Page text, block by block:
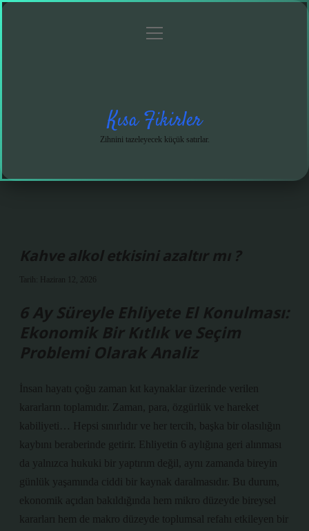
menüyü
Kısa Fikirler
Zihnini tazeleyecek küçük satırlar.
Kahve alkol etkisini azaltır mı ?
Tarih: Haziran 12, 2026
6 Ay Süreyle Ehliyete El Konulması:
Ekonomik Bir Kıtlık ve Seçim
Problemi Olarak Analiz
İnsan hayatı çoğu zaman kıt kaynaklar üzerinde verilen
kararların toplamıdır. Zaman, para, özgürlük ve hareket
kabiliyeti… Hepsi sınırlıdır ve her tercih, başka bir olasılığın
kaybını beraberinde getirir. Ehliyetin 6 aylığına geri alınması
da yalnızca hukuki bir yaptırım değil, aynı zamanda bireyin
günlük yaşamında ciddi bir kaynak daralmasıdır. Bu durum,
ekonomik açıdan bakıldığında hem mikro düzeyde bireysel
kararları hem de makro düzeyde toplumsal refahı etkileyen bir